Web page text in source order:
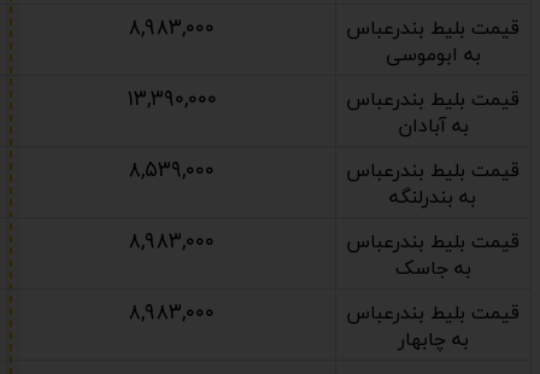
قیمت بلیط بندرعباس
به ابوموسی
۸,۹۸۳,۰۰۰
قیمت بلیط بندرعباس
به آبادان
۱۳,۳۹۰,۰۰۰
قیمت بلیط بندرعباس
به بندرلنگه
۸,۵۳۹,۰۰۰
قیمت بلیط بندرعباس
به جاسک
۸,۹۸۳,۰۰۰
قیمت بلیط بندرعباس
به چابهار
۸,۹۸۳,۰۰۰